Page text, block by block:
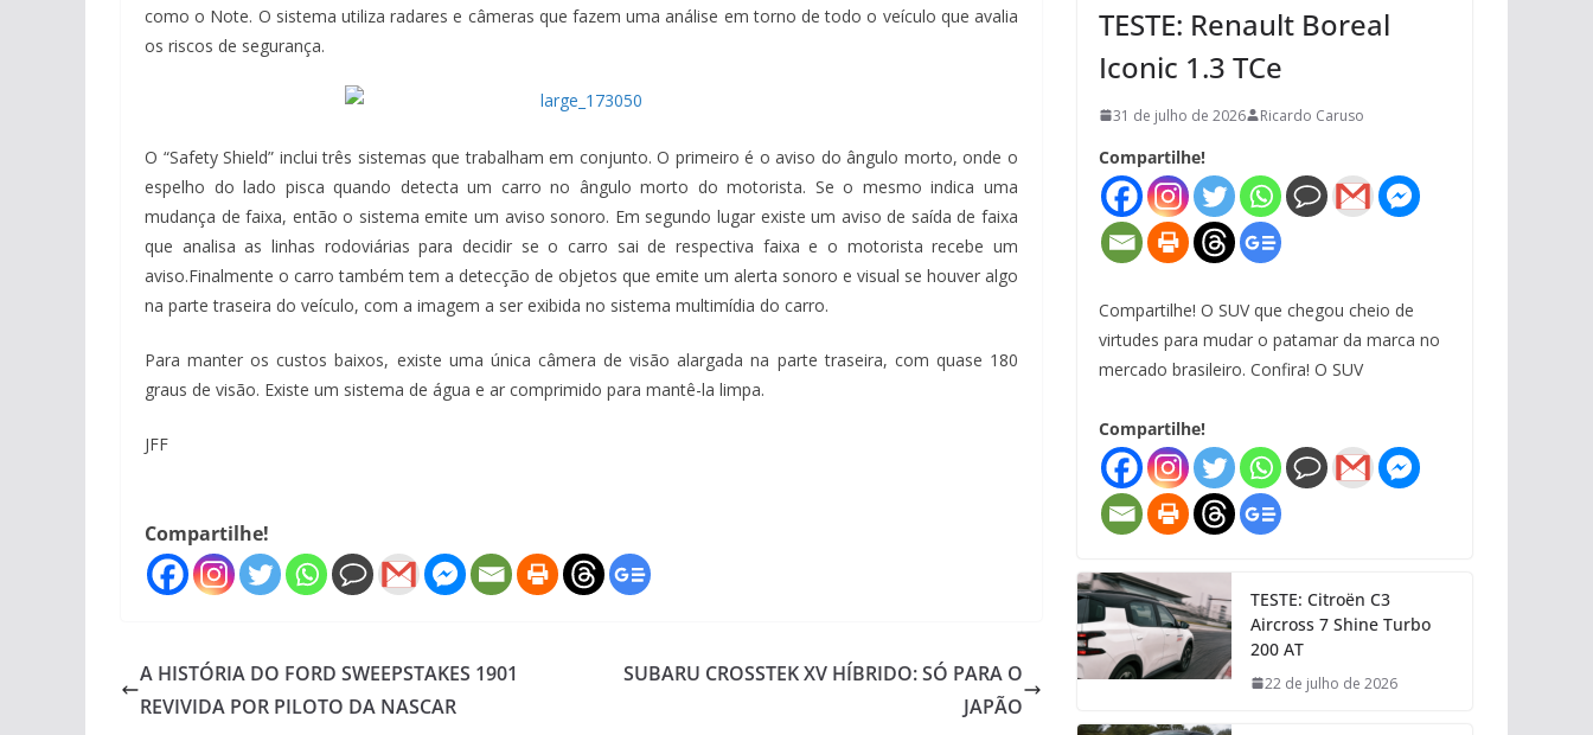
como o Note. O sistema utiliza radares e câmeras que fazem uma análise em torno de todo o veículo que avalia
os riscos de segurança.
O “Safety Shield” inclui três sistemas que trabalham em conjunto. O primeiro é o aviso do ângulo morto, onde o
espelho do lado pisca quando detecta um carro no ângulo morto do motorista. Se o mesmo indica uma
mudança de faixa, então o sistema emite um aviso sonoro. Em segundo lugar existe um aviso de saída de faixa
que analisa as linhas rodoviárias para decidir se o carro sai de respectiva faixa e o motorista recebe um
aviso.Finalmente o carro também tem a detecção de objetos que emite um alerta sonoro e visual se houver algo
na parte traseira do veículo, com a imagem a ser exibida no sistema multimídia do carro.
Para manter os custos baixos, existe uma única câmera de visão alargada na parte traseira, com quase 180
graus de visão. Existe um sistema de água e ar comprimido para mantê-la limpa.
JFF
Compartilhe!
A HISTÓRIA DO FORD SWEEPSTAKES 1901
REVIVIDA POR PILOTO DA NASCAR
SUBARU CROSSTEK XV HÍBRIDO: SÓ PARA O
JAPÃO
TESTE: Renault Boreal
Iconic 1.3 TCe
31 de julho de 2026 Ricardo Caruso
Compartilhe!
Compartilhe! O SUV que chegou cheio de
virtudes para mudar o patamar da marca no
mercado brasileiro. Confira! O SUV
Compartilhe!
TESTE: Citroën C3
Aircross 7 Shine Turbo
200 AT
22 de julho de 2026